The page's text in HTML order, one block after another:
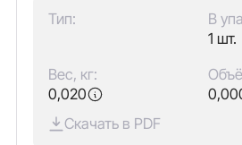
Тип:
В
1 шт.
Вес, кг:
0,020
Скачать в PDF